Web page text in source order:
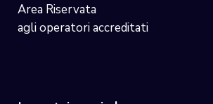
Area Riservata
agli operatori accreditati